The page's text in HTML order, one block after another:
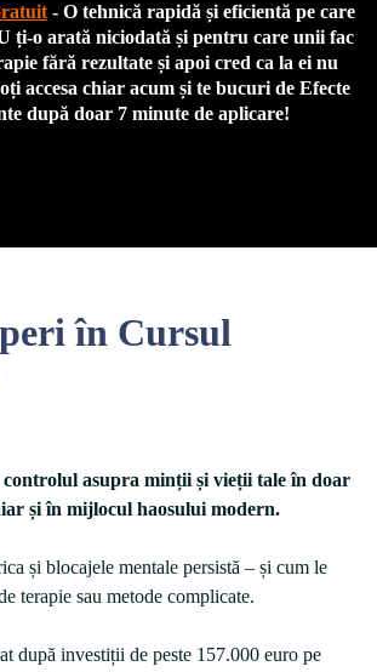
- O tehnică rapidă și eficientă pe care
ți-o arată niciodată și pentru care unii fac
fără rezultate și apoi cred ca la ei nu
accesa chiar acum și te bucuri de Efecte
după doar 7 minute de aplicare!
în Cursul
asupra minții și vieții tale în doar
și în mijlocul haosului modern.
și blocajele mentale persistă – și cum le
terapie sau metode complicate.
după investiții de peste 157.000 euro pe